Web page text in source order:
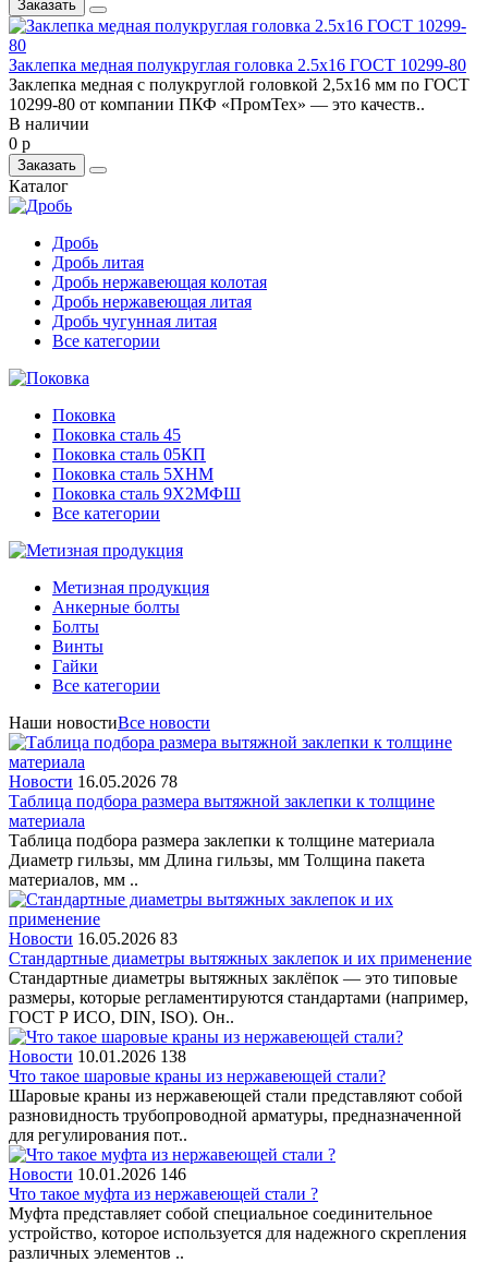
Заказать
Заклепка медная полукруглая головка 2.5x16 ГОСТ 10299-80
Заклепка медная с полукруглой головкой 2,5x16 мм по ГОСТ
10299-80 от компании ПКФ «ПромТех» — это качеств..
В наличии
0 р
Заказать
Каталог
Дробь
Дробь литая
Дробь нержавеющая колотая
Дробь нержавеющая литая
Дробь чугунная литая
Все категории
Поковка
Поковка сталь 45
Поковка сталь 05КП
Поковка сталь 5ХНМ
Поковка сталь 9Х2МФШ
Все категории
Метизная продукция
Анкерные болты
Болты
Винты
Гайки
Все категории
Наши новостиВсе новости
Новости 16.05.2026 78
Таблица подбора размера вытяжной заклепки к толщине
материала
Таблица подбора размера заклепки к толщине материала
Диаметр гильзы, мм Длина гильзы, мм Толщина пакета
материалов, мм ..
Новости 16.05.2026 83
Стандартные диаметры вытяжных заклепок и их применение
Стандартные диаметры вытяжных заклёпок — это типовые
размеры, которые регламентируются стандартами (например,
ГОСТ Р ИСО, DIN, ISO). Он..
Новости 10.01.2026 138
Что такое шаровые краны из нержавеющей стали?
Шаровые краны из нержавеющей стали представляют собой
разновидность трубопроводной арматуры, предназначенной
для регулирования пот..
Новости 10.01.2026 146
Что такое муфта из нержавеющей стали ?
Муфта представляет собой специальное соединительное
устройство, которое используется для надежного скрепления
различных элементов ..